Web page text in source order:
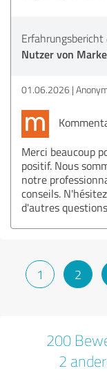
Nutzer von
01.06.2026
Merci beaucoup
positif. Nous
notre
conseils.
d'autres
1 2
200
2